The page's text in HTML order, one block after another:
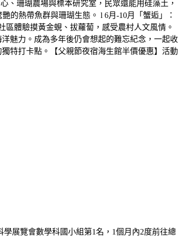
、珊瑚農場與標本研究室，民眾還能用硅藻土，
的熱帶魚群與珊瑚生態。 l 6月-10月「蟹逅」：
體驗摸黃金蜆、拔蘿蔔，感受農村人文風情。
魅力。成為多年後仍會想起的難忘紀念，一起收
特打卡點。【父親節夜宿海生館半價優惠】活動
展覽會數學科國小組第1名，1個月內2度前往總